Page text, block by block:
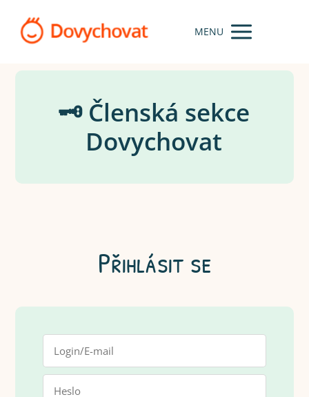
MENU
🗝️ Členská sekce
Dovychovat
Přihlásit se